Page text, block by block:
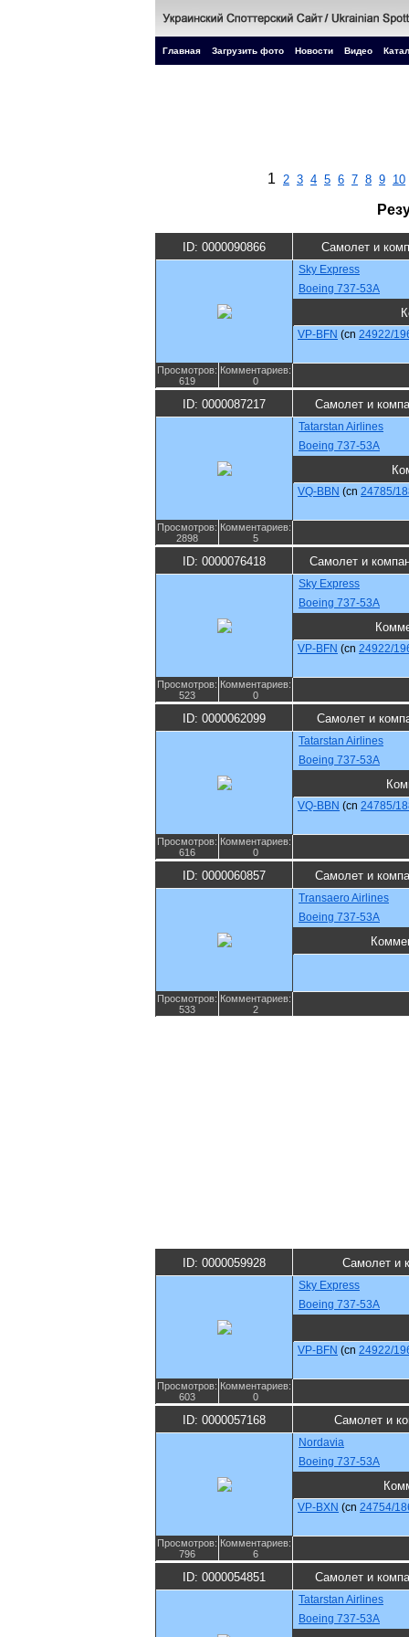
Главная Загрузить фото Новости Видео
1 2 3 4 5 6 7 8 9 10
ID: 0000090866 Самолет и
Sky Express
Boeing 737-53A
VP-BFN (cn 24922/
Просмотров:
619
Комментариев:
0
ID: 0000087217 Самолет и
Tatarstan Airlines
Boeing 737-53A
VQ-BBN (cn 24785/
Просмотров:
2898
Комментариев:
5
ID: 0000076418 Самолет и
Sky Express
Boeing 737-53A
VP-BFN (cn 24922/
Просмотров:
523
Комментариев:
0
ID: 0000062099 Самолет и
Tatarstan Airlines
Boeing 737-53A
VQ-BBN (cn 24785/
Просмотров:
616
Комментариев:
0
ID: 0000060857 Самолет и
Transaero Airlines
Boeing 737-53A
Просмотров:
533
Комментариев:
2
ID: 0000059928 Самолет и
Sky Express
Boeing 737-53A
VP-BFN (cn 24922/
Просмотров:
603
Комментариев:
0
ID: 0000057168 Самолет и
Nordavia
Boeing 737-53A
VP-BXN (cn 24754/
Просмотров:
796
Комментариев:
6
ID: 0000054851 Самолет и
Tatarstan Airlines
Boeing 737-53A